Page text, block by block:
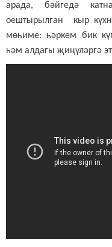
арада, бәйгедә
оештырылган кыр
мөһиме: һәркем бик
һәм алдагы җиңүләргә